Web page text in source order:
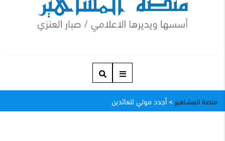
منصة المشاهير >أجدد موتي للعائدين